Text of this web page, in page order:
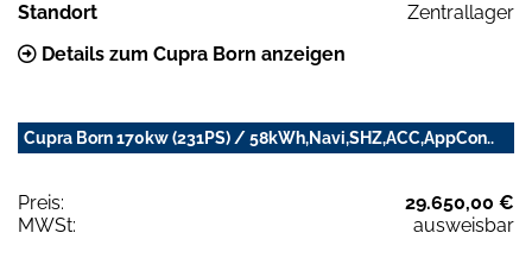
Standort
Zentrallager
Details zum Cupra Born anzeigen
Cupra Born 170kw (231PS) / 58kWh,Navi,SHZ,ACC,AppCon..
Preis:
29.650,00 €
MWSt:
ausweisbar